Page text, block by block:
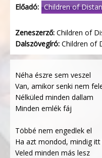
Előadó: Children of
Zeneszerző: Children of
Dalszövegíró: Children of
Néha észre sem veszel
Van, amikor senki nem
Nélküled minden dallam
Minden emlék fáj
Többé nem engedlek el
Ha azt mondod, mindig itt
Veled minden más lesz